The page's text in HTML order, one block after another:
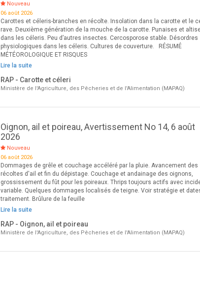
Nouveau
06 août 2026
Carottes et céleris-branches en récolte. Insolation dans la carotte et le
rave. Deuxième génération de la mouche de la carotte. Punaises et
dans les céleris. Peu d’autres insectes. Cercosporose stable. Désordres
physiologiques dans les céleris. Cultures de couverture. RÉSUMÉ
MÉTÉOROLOGIQUE ET RISQUES
Lire la suite
RAP - Carotte et céleri
Ministère de l'Agriculture, des Pêcheries et de l'Alimentation (MAPAQ)
Oignon, ail et poireau, Avertissement No 14, 6 août
2026
Nouveau
06 août 2026
Dommages de grêle et couchage accéléré par la pluie. Avancement des
récoltes d'ail et fin du dépistage. Couchage et andainage des oignons,
grossissement du fût pour les poireaux. Thrips toujours actifs avec
variable. Quelques dommages localisés de teigne. Voir stratégie et
traitement. Brûlure de la feuille
Lire la suite
RAP - Oignon, ail et poireau
Ministère de l'Agriculture, des Pêcheries et de l'Alimentation (MAPAQ)